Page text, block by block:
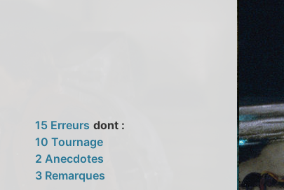
15 Erreurs dont :
10 Tournage
2 Anecdotes
3 Remarques